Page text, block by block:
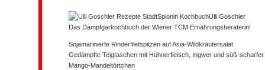
Ulli Goschler
Das Dampfgarkochbuch der Wiener TCM Ernährungsberaterin!
Sojamarinierte Rinderfiletspitzen auf Asia-Wildkräutersalat
Gedämpfte Teigtaschen mit Hühnerfleisch, Ingwer und süß-
Mango-Mandeltörtchen